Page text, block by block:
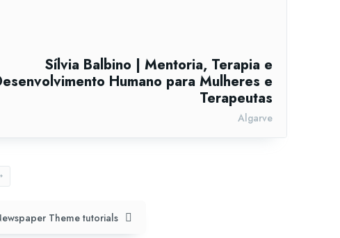
Sílvia Balbino | Mentoria, Terapia e
Humano para Mulheres e
Terapeutas
Algarve
Theme tutorials